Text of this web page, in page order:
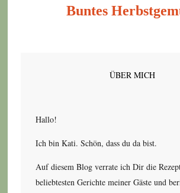
Buntes
ÜBER MICH
Hallo!
Ich bin Kati. Schön, dass du da bist.
Auf diesem Blog verrate ich Dir die
beliebtesten Gerichte meiner Gäste und